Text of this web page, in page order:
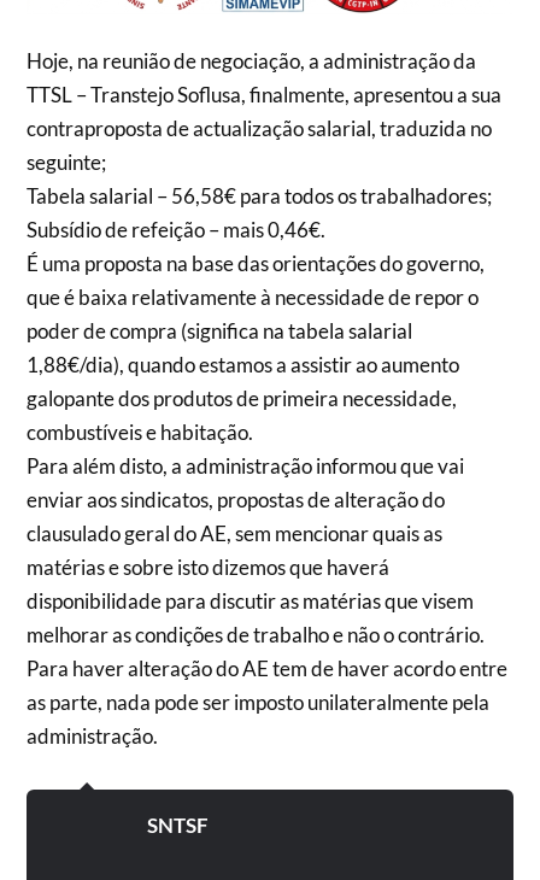
Hoje, na reunião de negociação, a administração da
TTSL – Transtejo Soflusa, finalmente, apresentou a sua
contraproposta de actualização salarial, traduzida no
seguinte;
Tabela salarial – 56,58€ para todos os trabalhadores;
Subsídio de refeição – mais 0,46€.
É uma proposta na base das orientações do governo,
que é baixa relativamente à necessidade de repor o
poder de compra (significa na tabela salarial
1,88€/dia), quando estamos a assistir ao aumento
galopante dos produtos de primeira necessidade,
combustíveis e habitação.
Para além disto, a administração informou que vai
enviar aos sindicatos, propostas de alteração do
clausulado geral do AE, sem mencionar quais as
matérias e sobre isto dizemos que haverá
disponibilidade para discutir as matérias que visem
melhorar as condições de trabalho e não o contrário.
Para haver alteração do AE tem de haver acordo entre
as parte, nada pode ser imposto unilateralmente pela
administração.
SNTSF